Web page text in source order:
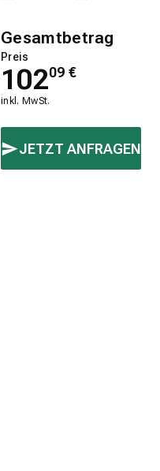
Gesamtbetrag
Preis
10209 €
inkl. MwSt.
JETZT ANFRAGEN